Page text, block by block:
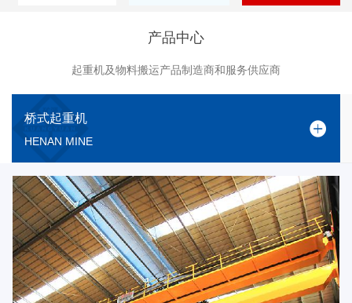
产品中心
起重机及物料搬运产品制造商和服务供应商
桥式起重机
HENAN MINE